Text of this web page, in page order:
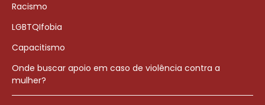
Racismo
LGBTQIfobia
Capacitismo
Onde buscar apoio em caso de violência contra a
mulher?